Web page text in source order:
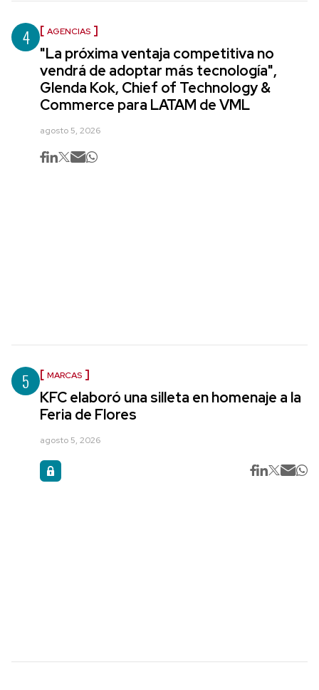
4 AGENCIAS
"La próxima ventaja competitiva no
vendrá de adoptar más tecnología",
Glenda Kok, Chief of Technology &
Commerce para LATAM de VML
agosto 5, 2026
5 MARCAS
KFC elaboró una silleta en homenaje a la
Feria de Flores
agosto 5, 2026